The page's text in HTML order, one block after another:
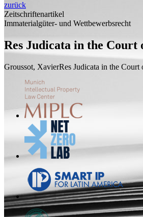
zurück
Zeitschriftenartikel
Immaterialgüter- und Wettbewerbsrecht
Res Judicata in the
Groussot, XavierRes Judicata in the